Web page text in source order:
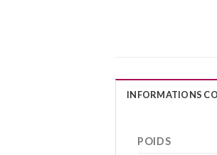
INFORMATIONS
POIDS